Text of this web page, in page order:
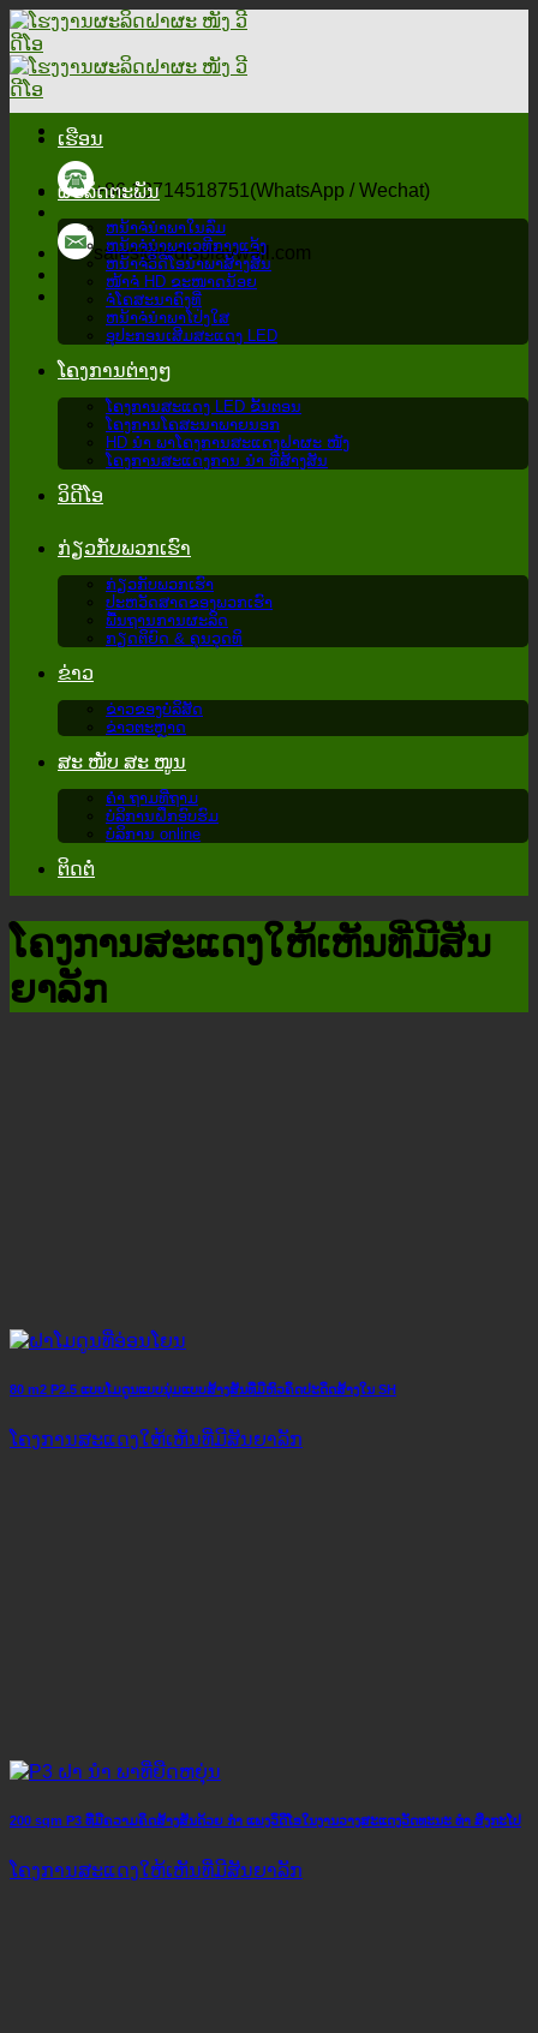
ຂ້າມ
ໄປ
ຫາ
ເນື້ອຫາ
+86 13714518751(WhatsApp / Wechat)
sales@ledisplaywall.com
ເຮືອນ
ຜະລິດຕະພັນ
ຫນ້າຈໍນໍາພາໃນລົ່ມ
ຫນ້າຈໍນໍາພາເວທີກາງແຈ້ງ
ຫນ້າຈໍວິດີໂອນໍາພາສ້າງສັນ
ໜ້າຈໍ HD ຂະໜາດນ້ອຍ
ຈໍໂຄສະນາຄົງທີ່
ຫນ້າຈໍນໍາພາໂປ່ງໃສ
ອຸປະກອນເສີມສະແດງ LED
ໂຄງການຕ່າງໆ
ໂຄງການສະແດງ LED ຂັ້ນຕອນ
ໂຄງການໂຄສະນາພາຍນອກ
HD ນຳ ພາໂຄງການສະແດງຝາຜະ ໜັງ
ໂຄງການສະແດງການ ນຳ ທີ່ສ້າງສັນ
ວິດີໂອ
ກ່ຽວ​ກັບ​ພວກ​ເຮົາ
ກ່ຽວ​ກັບ​ພວກ​ເຮົາ
ປະຫວັດສາດຂອງພວກເຮົາ
ພື້ນຖານການຜະລິດ
ກຽດຕິຍົດ & ຄຸນວຸດທິ
ຂ່າວ
ຂ່າວຂອງບໍລິສັດ
ຂ່າວຕະຫຼາດ
ສະ ໜັບ ສະ ໜູນ
ຄຳ ຖາມທີ່ຖາມ
ບໍລິການຝຶກອົບຮົມ
ບໍລິການ online
ຕິດຕໍ່
ໂຄງ​ການ​ສະ​ແດງ​ໃຫ້​ເຫັນ​ທີ່​ມີ​ສັນ​
ຍາ​ລັກ​
80 m2 P2.5 ແບບໂມດູນແບບນຸ່ມແບບສ້າງສັນທີ່ມີຫົວຄິດປະດິດສ້າງໃນ SH
ໂຄງ​ການ​ສະ​ແດງ​ໃຫ້​ເຫັນ​ທີ່​ມີ​ສັນ​ຍາ​ລັກ​
200 sqm P3 ທີ່ມີຄວາມຄິດສ້າງສັນດ້ວຍ ກຳ ແພງວິດີໂອໃນງານວາງສະແດງວັດທະນະ ທຳ ສິງກະໂປ
ໂຄງ​ການ​ສະ​ແດງ​ໃຫ້​ເຫັນ​ທີ່​ມີ​ສັນ​ຍາ​ລັກ​